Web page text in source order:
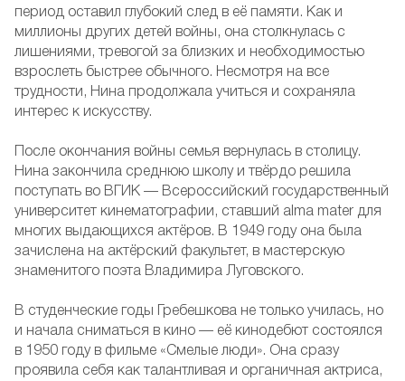
период оставил глубокий след в её памяти. Как и
миллионы других детей войны, она столкнулась с
лишениями, тревогой за близких и необходимостью
взрослеть быстрее обычного. Несмотря на все
трудности, Нина продолжала учиться и сохраняла
интерес к искусству.
После окончания войны семья вернулась в столицу.
Нина закончила среднюю школу и твёрдо решила
поступать во ВГИК — Всероссийский государственный
университет кинематографии, ставший alma mater для
многих выдающихся актёров. В 1949 году она была
зачислена на актёрский факультет, в мастерскую
знаменитого поэта Владимира Луговского.
В студенческие годы Гребешкова не только училась, но
и начала сниматься в кино — её кинодебют состоялся
в 1950 году в фильме «Смелые люди». Она сразу
проявила себя как талантливая и органичная актриса,